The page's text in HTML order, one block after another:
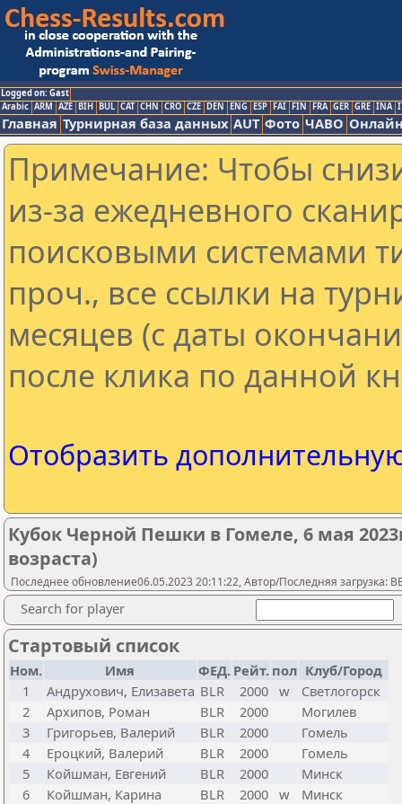
Logged on: Gast
Arabic ARM AZE BIH BUL CAT CHN CRO CZE DEN ENG ESP FAI FIN FRA GER GRE INA
Главная Турнирная база данных AUT Фото ЧАВО
Примечание: Чтобы
из-за ежедневного
поисковыми системами
проч., все ссылки на
месяцев (с даты
после клика по данной
Отобразить
Кубок Черной Пешки в Гомеле, 6 мая
возраста)
Последнее обновление06.05.2023 20:11:22, Автор/Последняя загрузка:
Search for player
Стартовый список
Ном. Имя ФЕД. Рейт. пол Клуб/Город
1
Андрухович, Елизавета BLR 2000 w
Светлогорск
2
Архипов, Роман BLR 2000
Могилев
3
Григорьев, Валерий BLR 2000
Гомель
4
Ероцкий, Валерий BLR 2000
Гомель
5
Койшман, Евгений BLR 2000
Минск
6
Койшман, Карина BLR 2000 w
Минск